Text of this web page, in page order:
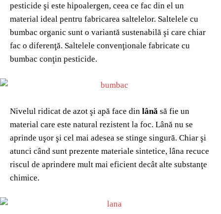
pesticide şi este hipoalergen, ceea ce fac din el un
material ideal pentru fabricarea saltelelor. Saltelele cu
bumbac organic sunt o variantă sustenabilă şi care chiar
fac o diferenţă. Saltelele convenţionale fabricate cu
bumbac conţin pesticide.
Nivelul ridicat de azot şi apă face din lână să fie un
material care este natural rezistent la foc. Lână nu se
aprinde uşor şi cel mai adesea se stinge singură. Chiar şi
atunci când sunt prezente materiale sintetice, lâna recuce
riscul de aprindere mult mai eficient decât alte substanţe
chimice.